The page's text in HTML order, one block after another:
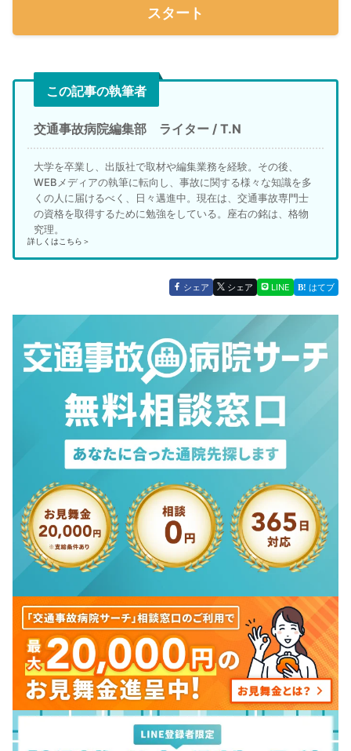
スタート
この記事の執筆者
交通事故病院編集部 ライター / T.N
大学を卒業し、出版社で取材や編集業務を経験。その後、
WEBメディアの執筆に転向し、事故に関する様々な知識を多
くの人に届けるべく、日々邁進中。現在は、交通事故専門士
の資格を取得するために勉強をしている。座右の銘は、格物
究理。
詳しくはこちら＞
シェア シェア LINE はてブ